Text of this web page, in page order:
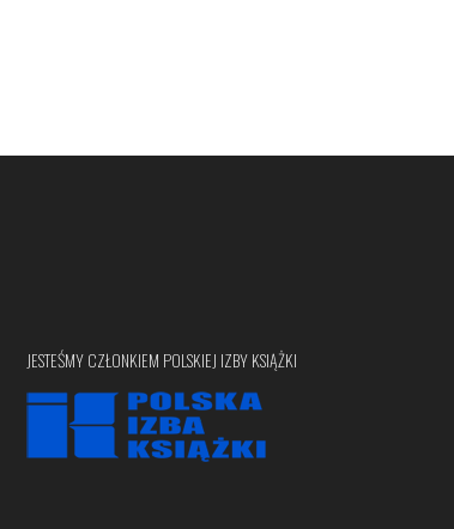
JESTEŚMY CZŁONKIEM POLSKIEJ IZBY KSIĄŻKI